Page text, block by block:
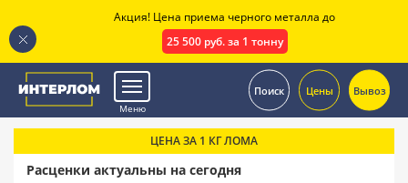
Меню
Поиск Цены Вывоз
ЦЕНА ЗА 1 КГ ЛОМА
Расценки актуальны на сегодня
Акция! Цена приема черного металла до
25 500 руб. за 1 тонну
.